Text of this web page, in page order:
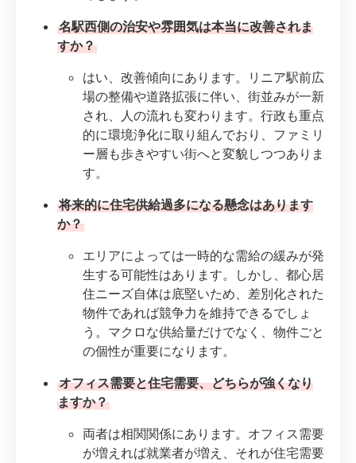
名駅西側の治安や雰囲気は本当に改善されま
すか？
はい、改善傾向にあります。リニア駅前広
場の整備や道路拡張に伴い、街並みが一新
され、人の流れも変わります。行政も重点
的に環境浄化に取り組んでおり、ファミリ
ー層も歩きやすい街へと変貌しつつありま
す。
将来的に住宅供給過多になる懸念はあります
か？
エリアによっては一時的な需給の緩みが発
生する可能性はあります。しかし、都心居
住ニーズ自体は底堅いため、差別化された
物件であれば競争力を維持できるでしょ
う。マクロな供給量だけでなく、物件ごと
の個性が重要になります。
オフィス需要と住宅需要、どちらが強くなり
ますか？
両者は相関関係にあります。オフィス需要
が増えれば就業者が増え、それが住宅需要